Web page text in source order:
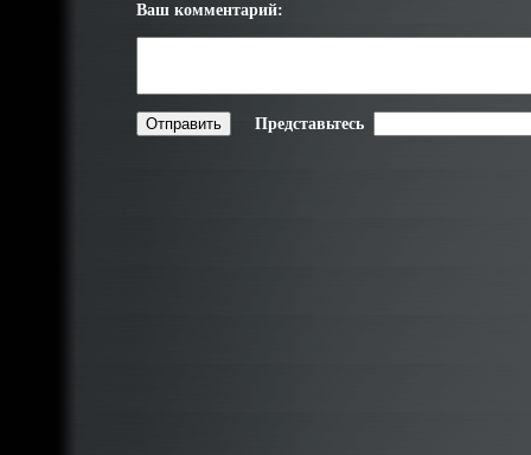
Ваш комментарий:
Представьтесь